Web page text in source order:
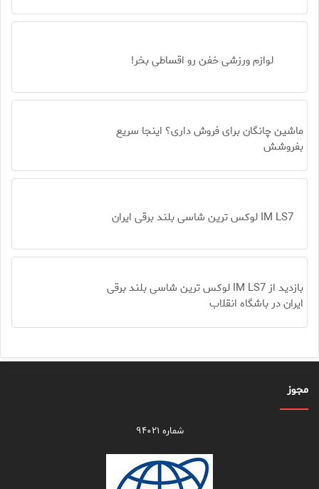
لوازم ورزشی خفن رو اقساطی بخر!
ماشین چانگان برای فروش داری؟ اینجا سریع
بفروشش
IM LS7 لوکس ترین شاسی بلند برقی ایران
بازدید از IM LS7 لوکس ترین شاسی بلند برقی
ایران در باشگاه انقلاب
مجوز
شماره ۹۴۰۲۱